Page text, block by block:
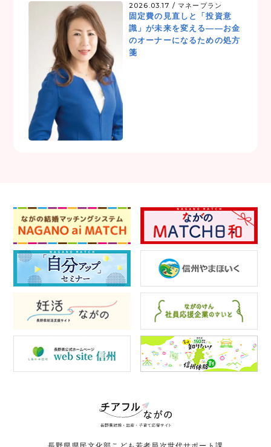
2026.03.17 / マネープラン
固定費の見直しと「投資意
識」が未来を変える——お金
のオーナーになるための処方
箋